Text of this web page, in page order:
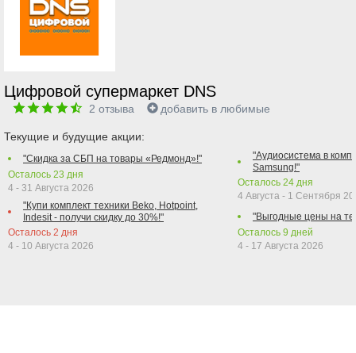
Цифровой супермаркет DNS
2 отзыва добавить в любимые
Текущие и будущие акции:
"Скидка за СБП на товары «Редмонд»!"
Осталось 23 дня
4 - 31 Августа 2026
"Купи комплект техники Beko, Hotpoint,
Indesit - получи скидку до 30%!"
Осталось 2 дня
4 - 10 Августа 2026
"Аудиосистема в
Samsung!"
Осталось 24 дня
4 Августа - 1 Сентября
"Выгодные цены на
Осталось 9 дней
4 - 17 Августа 2026